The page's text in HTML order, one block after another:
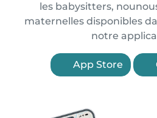
les babysitters,
maternelles disponibles
notre
App Store